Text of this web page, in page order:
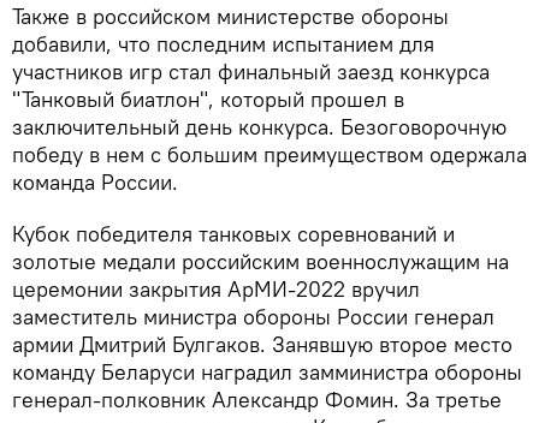
Также в российском министерстве обороны
добавили, что последним испытанием для
участников игр стал финальный заезд конкурса
"Танковый биатлон", который прошел в
заключительный день конкурса. Безоговорочную
победу в нем с большим преимуществом одержала
команда России.
Кубок победителя танковых соревнований и
золотые медали российским военнослужащим на
церемонии закрытия АрМИ-2022 вручил
заместитель министра обороны России генерал
армии Дмитрий Булгаков. Занявшую второе место
команду Беларуси наградил замминистра обороны
генерал-полковник Александр Фомин. За третье